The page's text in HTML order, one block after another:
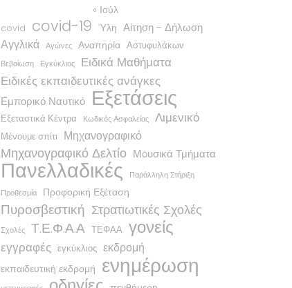
« Ιούλ
covid covid-19 Ύλη Αίτηση - Δήλωση
Αγγλικά Αγώνες Αναπηρία Αστυφυλάκων
Βεβαίωση Εγκύκλιος Ειδικά Μαθήματα
Ειδικές εκπαιδευτικές ανάγκες
Εμπορικό Ναυτικό Εξετάσεις
Εξεταστικά Κέντρα Κωδικός Ασφαλείας Λιμενικό
Μένουμε σπίτι Μηχανογραφικό
Μηχανογραφικό Δελτίο Μουσικά Τμήματα
Πανελλαδικές
Παράλληλη Στήριξη
Προθεσμία
Προφορική Εξέταση
Πυροσβεστική Στρατιωτικές Σχολές
Σχολές Τ.Ε.Φ.Α.Α ΤΕΦΑΑ γονείς
εγγραφές εγκύκλιος εκδρομή
εκπαιδευτική εκδρομή ενημέρωση